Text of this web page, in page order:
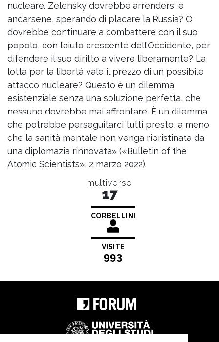
nucleare. Zelensky dovrebbe arrendersi e
andarsene, sperando di placare la Russia? O
dovrebbe continuare a combattere con il suo
popolo, con l’aiuto crescente dell’Occidente, per
difendere il suo diritto a vivere liberamente? La
lotta per la libertà vale il prezzo di un possibile
attacco nucleare? Questo è un dilemma
esistenziale senza una soluzione perfetta, che
nessuno dovrebbe mai affrontare. È un dilemma
che potrebbe perseguitarci tutti presto, a meno
che la sanità mentale non venga ripristinata da
una diplomazia rinnovata» («Bulletin of the
Atomic Scientists», 2 marzo 2022).
multiverso
17
CORBELLINI
VISITE
993